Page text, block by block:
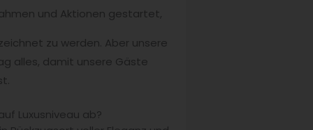
und Aktionen gestartet,
zu werden. Aber unsere
alles, damit unsere Gäste
Luxusniveau ab?